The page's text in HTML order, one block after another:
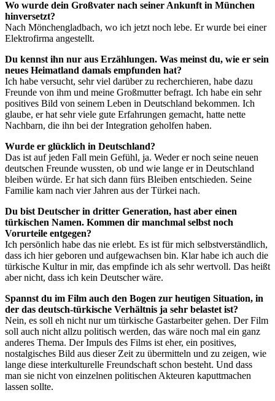
Wo wurde dein Großvater nach seiner Ankunft in München
hinversetzt?
Nach Mönchengladbach, wo ich jetzt noch lebe. Er wurde bei einer
Elektrofirma angestellt.
Du kennst ihn nur aus Erzählungen. Was meinst du, wie er sein
neues Heimatland damals empfunden hat?
Ich habe versucht, sehr viel darüber zu recherchieren, habe dazu
Freunde von ihm und meine Großmutter befragt. Ich habe ein sehr
positives Bild von seinem Leben in Deutschland bekommen. Ich
glaube, er hat sehr viele gute Erfahrungen gemacht, hatte nette
Nachbarn, die ihn bei der Integration geholfen haben.
Wurde er glücklich in Deutschland?
Das ist auf jeden Fall mein Gefühl, ja. Weder er noch seine neuen
deutschen Freunde wussten, ob und wie lange er in Deutschland
bleiben würde. Er hat sich dann fürs Bleiben entschieden. Seine
Familie kam nach vier Jahren aus der Türkei nach.
Du bist Deutscher in dritter Generation, hast aber einen
türkischen Namen. Kommen dir manchmal selbst noch
Vorurteile entgegen?
Ich persönlich habe das nie erlebt. Es ist für mich selbstverständlich,
dass ich hier geboren und aufgewachsen bin. Klar habe ich auch die
türkische Kultur in mir, das empfinde ich als sehr wertvoll. Das heißt
aber nicht, dass ich kein Deutscher wäre.
Spannst du im Film auch den Bogen zur heutigen Situation, in
der das deutsch-türkische Verhältnis ja sehr belastet ist?
Nein, es soll eh nicht nur um türkische Gastarbeiter gehen. Der Film
soll auch nicht allzu politisch werden, das wäre noch mal ein ganz
anderes Thema. Der Impuls des Films ist eher, ein positives,
nostalgisches Bild aus dieser Zeit zu übermitteln und zu zeigen, wie
lange diese interkulturelle Freundschaft schon besteht. Und dass
man sie nicht von einzelnen politischen Akteuren kaputtmachen
lassen sollte.